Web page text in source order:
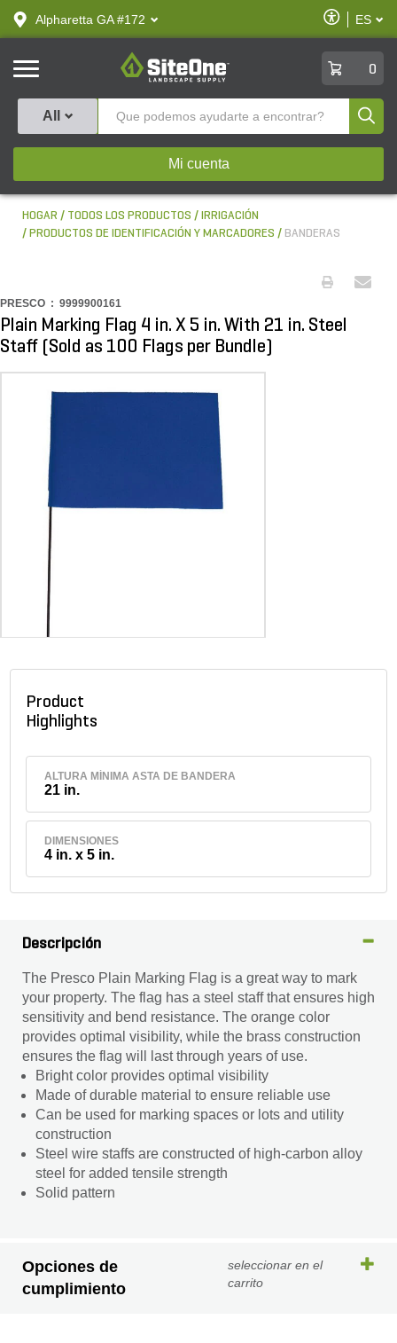
text.skipToContent
text.skipToNavigation
Alpharetta GA #172
Habilitar
ES
SiteOne
0
All
Mi cuenta
HOGAR TODOS LOS PRODUCTOS
IRRIGACIÓN
PRODUCTOS DE IDENTIFICACIÓN Y MARCADORES
BANDERAS
PRESCO : 9999900161
Plain Marking Flag 4 in. X 5 in. With 21 in. Steel
Staff (Sold as 100 Flags per Bundle)
Product
Highlights
ALTURA MÍNIMA ASTA DE BANDERA
21 in.
DIMENSIONES
4 in. x 5 in.
Descripción
The Presco Plain Marking Flag is a great way to mark
your property. The flag has a steel staff that ensures high
sensitivity and bend resistance. The orange color
provides optimal visibility, while the brass construction
ensures the flag will last through years of use.
Bright color provides optimal visibility
Made of durable material to ensure reliable use
Can be used for marking spaces or lots and utility
construction
Steel wire staffs are constructed of high-carbon alloy
steel for added tensile strength
Solid pattern
Opciones de
cumplimiento
seleccionar en el
carrito